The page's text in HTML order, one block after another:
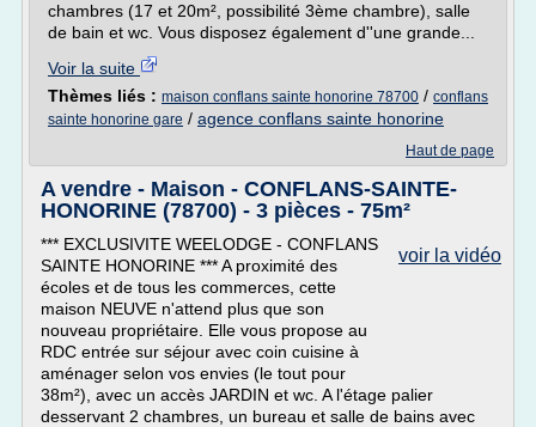
chambres (17 et 20m², possibilité 3ème chambre), salle
de bain et wc. Vous disposez également d''une grande...
Voir la suite
Thèmes liés : maison conflans sainte honorine 78700 / conflans
sainte honorine gare / agence conflans sainte honorine
Haut de page
A vendre - Maison - CONFLANS-SAINTE-
HONORINE (78700) - 3 pièces - 75m²
voir la vidéo
*** EXCLUSIVITE WEELODGE - CONFLANS
SAINTE HONORINE *** A proximité des
écoles et de tous les commerces, cette
maison NEUVE n'attend plus que son
nouveau propriétaire. Elle vous propose au
RDC entrée sur séjour avec coin cuisine à
aménager selon vos envies (le tout pour
38m²), avec un accès JARDIN et wc. A l'étage palier
desservant 2 chambres, un bureau et salle de bains avec